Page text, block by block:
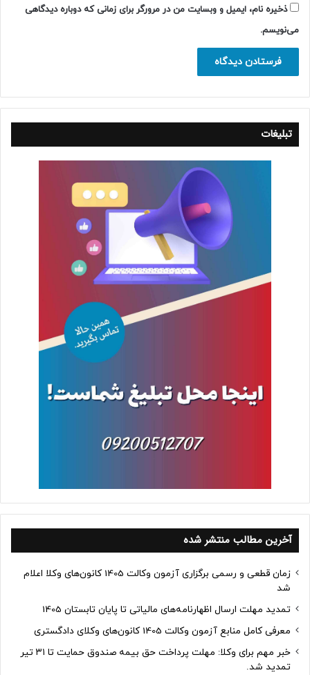
ذخیره نام، ایمیل و وبسایت من در مرورگر برای زمانی که دوباره دیدگاهی
می‌نویسم.
تبلیغات
آخرین مطالب منتشر شده
زمان قطعی و رسمی برگزاری آزمون وکالت 1405 کانون‌های وکلا اعلام
شد
تمدید مهلت ارسال اظهارنامه‌های مالیاتی تا پایان تابستان 1405
معرفی کامل منابع آزمون وکالت 1405 کانون‌های وکلای دادگستری
خبر مهم برای وکلا: مهلت پرداخت حق بیمه صندوق حمایت تا ۳۱ تیر
تمدید شد.